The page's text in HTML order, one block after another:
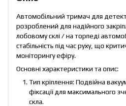
Автомобільний тримач для
розроблений для надійного
лобовому склі / на торпеді
стабільність під час руху, що
моніторингу ефіру.
Основні характеристики та опис:
Тип кріплення: Подвійна
фіксації для максимального
скла.